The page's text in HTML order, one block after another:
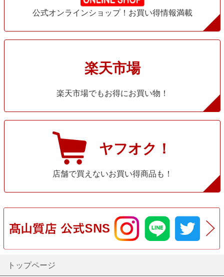
公式オンラインショップ！お買い得情報満載
楽天市場
楽天市場でもお得にお買い物！
ヤフオク！
店舗で買えないお買い得商品も！
トップページ